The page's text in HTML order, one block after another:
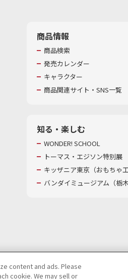
商品情報
商品検索
発売カレンダー
キャラクター
商品関連サイト・SNS一覧
知る・楽しむ
WONDER! SCHOOL
トーマス・エジソン特別展
キッザニア東京（おもちゃ
バンダイミュージアム（栃木
content and ads. Please
cookie. We may sell or